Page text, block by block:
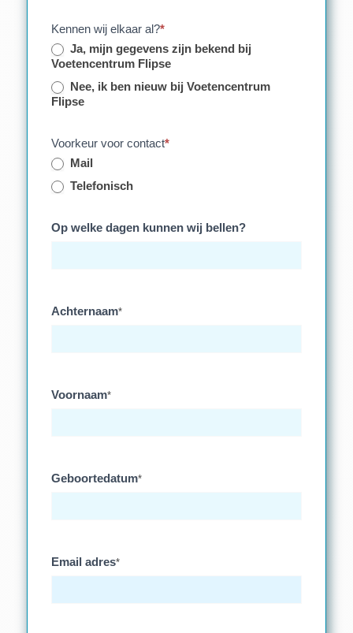
Kennen wij elkaar al?*
Ja, mijn gegevens zijn bekend bij
Voetencentrum Flipse
Nee, ik ben nieuw bij Voetencentrum
Flipse
Voorkeur voor contact*
Mail
Telefonisch
Op welke dagen kunnen wij bellen?
Achternaam*
Voornaam*
Geboortedatum*
Email adres*